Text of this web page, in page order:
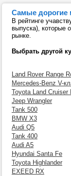
Самые дорогие
В рейтинге
выпуска), которые
рынке.
Выбрать другой
Land Rover Range
Mercedes-Benz V-
Toyota Land Cruiser
Jeep Wrangler
Tank 500
BMW X3
Audi Q5
Tank 400
Audi A5
Hyundai Santa Fe
Toyota Highlander
EXEED RX